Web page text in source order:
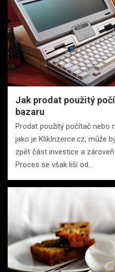
Jak prodat použitý
bazaru
Prodat použitý počítač nebo
jako je KlikInzerce.cz, může
zpět část investice a
Proces se však liší od…